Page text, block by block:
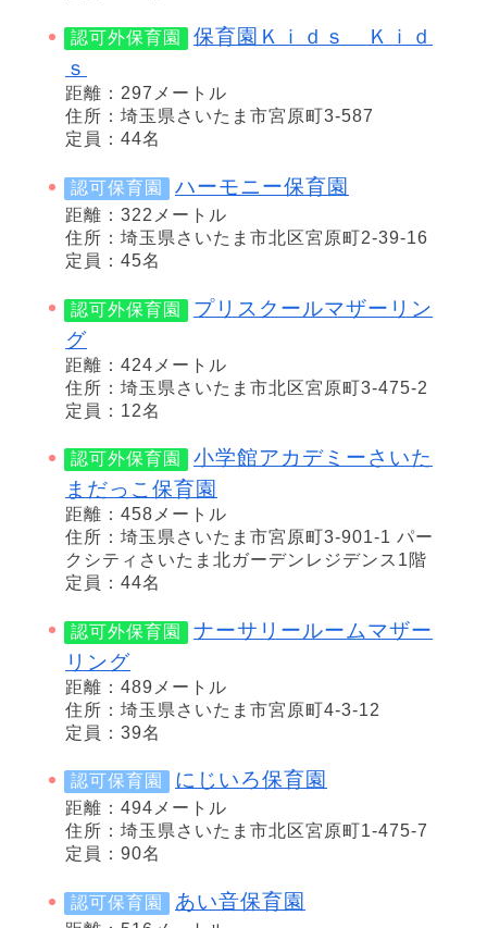
認可外保育園
保育園Ｋｉｄｓ Ｋｉｄ
ｓ
距離：297メートル
住所：埼玉県さいたま市宮原町3-587
定員：44名
認可保育園 ハーモニー保育園
距離：322メートル
住所：埼玉県さいたま市北区宮原町2-39-16
定員：45名
認可外保育園
プリスクールマザーリン
グ
距離：424メートル
住所：埼玉県さいたま市北区宮原町3-475-2
定員：12名
認可外保育園
小学館アカデミーさいた
まだっこ保育園
距離：458メートル
住所：埼玉県さいたま市宮原町3-901-1 パー
クシティさいたま北ガーデンレジデンス1階
定員：44名
認可外保育園
ナーサリールームマザー
リング
距離：489メートル
住所：埼玉県さいたま市宮原町4-3-12
定員：39名
認可保育園 にじいろ保育園
距離：494メートル
住所：埼玉県さいたま市北区宮原町1-475-7
定員：90名
認可保育園 あい音保育園